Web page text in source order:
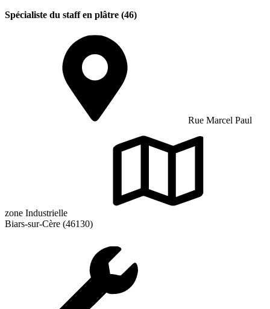
Spécialiste du staff en plâtre (46)
Rue Marcel Paul
zone Industrielle
Biars-sur-Cère (46130)